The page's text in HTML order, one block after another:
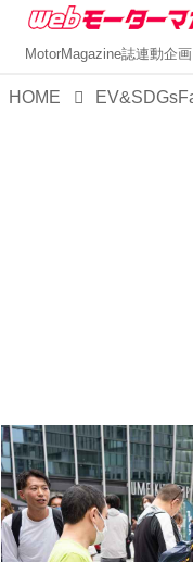
MotorMagazine誌連動企画
HOME